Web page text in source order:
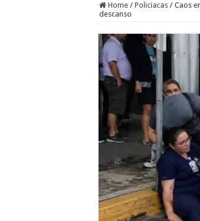
Home / Policiacas / Caos
descanso